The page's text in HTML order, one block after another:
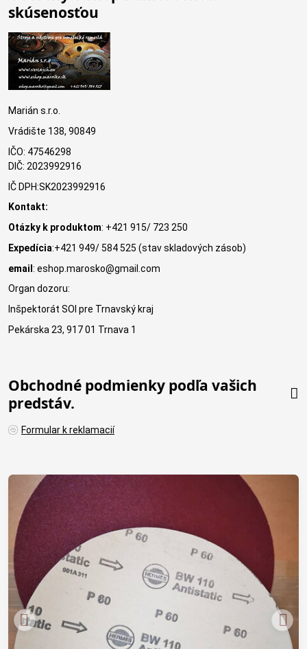
skúsenosťou
Marián s.r.o.
Vrádište 138, 90849
IČO: 47546298
DIČ: 2023992916
IČ DPH:SK2023992916
Kontakt:
Otázky k produktom: +421 915/ 723 250
Expedícia:+421 949/ 584 525 (stav skladových zásob)
email: eshop.marosko@gmail.com
Organ dozoru:
Inšpektorát SOI pre Trnavský kraj
Pekárska 23, 917 01 Trnava 1
Obchodné podmienky podľa vašich
predstáv.
Formular k reklamacií